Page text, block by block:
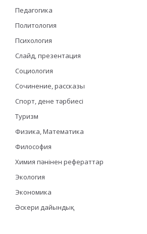
Педагогика
Политология
Психология
Слайд, презентация
Социология
Сочинение, рассказы
Спорт, дене тәрбиесі
Туризм
Физика, Математика
Философия
Химия пәнінен рефераттар
Экология
Экономика
Әскери дайындық